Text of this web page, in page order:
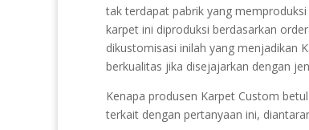
tak terdapat pabrik yang
karpet ini diproduksi berdasarkan
dikustomisasi inilah yang menjadikan
berkualitas jika disejajarkan dengan
Kenapa produsen Karpet Custom
terkait dengan pertanyaan ini,